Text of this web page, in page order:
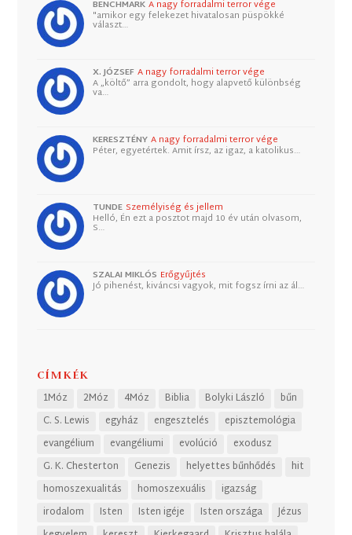
BENCHMARK A nagy forradalmi terror vége
"amikor egy felekezet hivatalosan püspökké
választ…
X. JÓZSEF A nagy forradalmi terror vége
A „költő” arra gondolt, hogy alapvető különbség
va…
KERESZTÉNY A nagy forradalmi terror vége
Péter, egyetértek. Amit írsz, az igaz, a katolikus…
TUNDE Személyiség és jellem
Helló, Én ezt a posztot majd 10 év után olvasom,
S…
SZALAI MIKLÓS Erőgyűjtés
Jó pihenést, kiváncsi vagyok, mit fogsz írni az ál…
CÍMKÉK
1Móz 2Móz 4Móz Biblia Bolyki László
bűn
C. S. Lewis
egyház engesztelés
episztemológia
evangélium
evangéliumi evolúció
exodusz
G. K. Chesterton
Genezis helyettes bűnhődés
hit
homoszexualitás
homoszexuális
igazság
irodalom
Isten Isten igéje Isten országa
Jézus